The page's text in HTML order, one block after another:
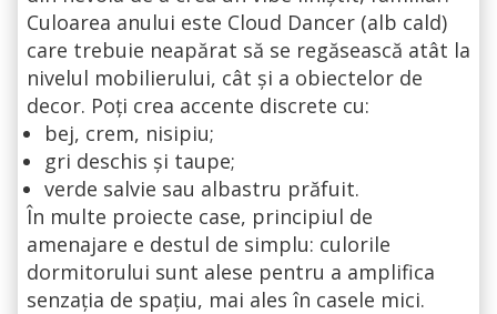
Culoarea anului este Cloud Dancer (alb cald)
care trebuie neapărat să se regăsească atât la
nivelul mobilierului, cât și a obiectelor de
decor. Poți crea accente discrete cu:
bej, crem, nisipiu;
gri deschis și taupe;
verde salvie sau albastru prăfuit.
În multe proiecte case, principiul de
amenajare e destul de simplu: culorile
dormitorului sunt alese pentru a amplifica
senzația de spațiu, mai ales în casele mici.